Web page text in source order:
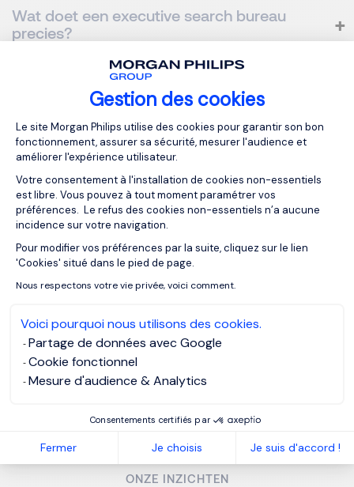
Gestion des cookies
Plateforme de Gestion du
Le site Morgan Philips utilise des cookies pour garantir son bon
fonctionnement, assurer sa sécurité, mesurer l'audience et
améliorer l'expérience utilisateur.
Votre consentement à l'installation de cookies non-essentiels
est libre. Vous pouvez à tout moment paramétrer vos
préférences. Le refus des cookies non-essentiels n’a aucune
incidence sur votre navigation.
Pour modifier vos préférences par la suite, cliquez sur le lien
'Cookies' situé dans le pied de page.
Nous respectons votre vie privée, voici comment.
Voici pourquoi nous utilisons des cookies.
Partage de données avec Google
Cookie fonctionnel
Mesure d'audience & Analytics
Consentements certifiés par
Fermer Je choisis Je suis d'accord !
Axeptio consent
Wat doet een executive search bureau
precies?
Wanneer is het interessant om een
executive search bureau in te schakelen?
Wat is het verschil tussen een traditioneel
rekruteringsbureau en een executive
search bureau?
Hoe lang duurt een executive search
proces gemiddeld?
Hoe kies ik het juiste executive search
bureau?
ONZE INZICHTEN